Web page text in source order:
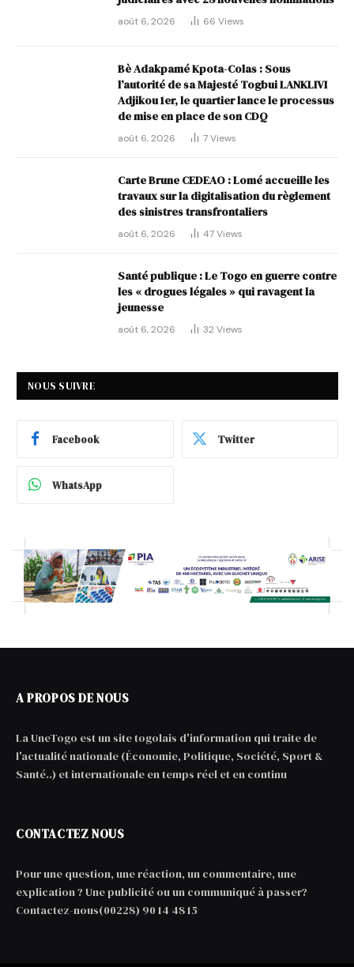
août 6, 2026 66 Views
Bè Adakpamé Kpota-Colas : Sous
l’autorité de sa Majesté Togbui LANKLIVI
Adjikou 1er, le quartier lance le processus
de mise en place de son CDQ
août 6, 2026 7Views
Carte Brune CEDEAO : Lomé accueille les
travaux sur la digitalisation du règlement
des sinistres transfrontaliers
août 6, 2026 47Views
Santé publique : Le Togo en guerre contre
les « drogues légales » qui ravagent la
jeunesse
août 6, 2026 32 Views
NOUS SUIVRE
Facebook Twitter
WhatsApp
A PROPOS DE NOUS
La UneTogo est un site togolais d'information qui traite de
l'actualité nationale (Économie, Politique, Société, Sport &
Santé..) et internationale en temps réel et en continu
CONTACTEZ NOUS
Pour une question, une réaction, un commentaire, une
explication ? Une publicité ou un communiqué à passer?
Contactez-nous(00228) 90 14 48 15